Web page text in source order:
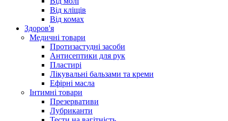
Від кліщів
Від комах
Здоров'я
Медичні товари
Протизастудні засоби
Антисептики для рук
Пластирі
Лікувальні бальзами та креми
Ефірні масла
Інтимні товари
Презервативи
Лубриканти